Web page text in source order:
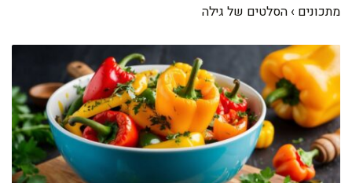
מתכונים › הסלטים של גילה